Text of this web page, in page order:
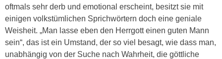
oftmals sehr derb und emotional erscheint, besitzt sie mit
einigen volkstümlichen Sprichwörtern doch eine geniale
Weisheit. „Man lasse eben den Herrgott einen guten Mann
sein“, das ist ein Umstand, der so viel besagt, wie dass man,
unabhängig von der Suche nach Wahrheit, die göttliche